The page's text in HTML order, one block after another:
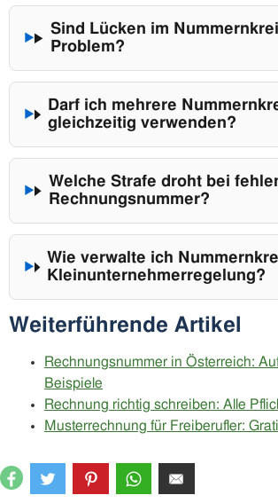
Sind Lücken im
Problem?
Darf ich mehrere
gleichzeitig verwenden?
Welche Strafe droht bei
Rechnungsnummer?
Wie verwalte ich
Kleinunternehmerregelung?
Weiterführende Artikel
Rechnungsnummer in Österreich:
Beispiele
Rechnung richtig schreiben: Alle
Musterrechnung für Freiberufler: